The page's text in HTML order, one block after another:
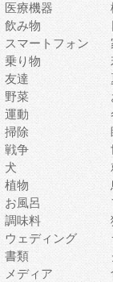
医療機器
飲み物
スマートフォン
乗り物
友達
野菜
運動
掃除
戦争
犬
植物
お風呂
調味料
ウェディング
書類
メディア